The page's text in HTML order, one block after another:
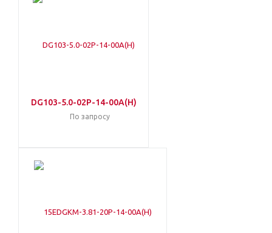
DG103-5.0-02P-14-00A(H)
По запросу